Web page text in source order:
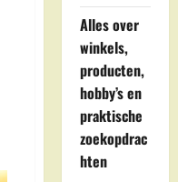
Alles over
winkels,
producten,
hobby’s en
praktische
zoekopdrac
hten